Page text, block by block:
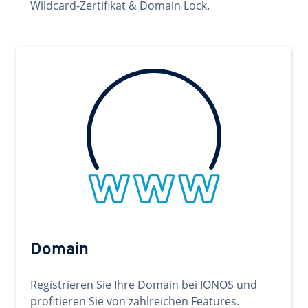
Wildcard-Zertifikat & Domain Lock.
Domain
Registrieren Sie Ihre Domain bei IONOS und
profitieren Sie von zahlreichen Features.